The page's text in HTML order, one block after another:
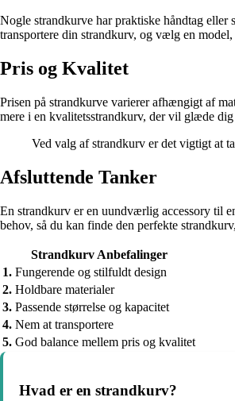
Nogle strandkurve har praktiske håndtag
transportere din strandkurv, og vælg en
Pris og Kvalitet
Prisen på strandkurve varierer afhængigt af
mere i en kvalitetsstrandkurv, der vil glæde
Ved valg af strandkurv er det vigtigt at
Afsluttende Tanker
En strandkurv er en uundværlig accessory til
behov, så du kan finde den perfekte
Strandkurv Anbefalinger
1. Fungerende og stilfuldt design
2. Holdbare materialer
3. Passende størrelse og kapacitet
4. Nem at transportere
5. God balance mellem pris og kvalitet
Hvad er en strandkurv?